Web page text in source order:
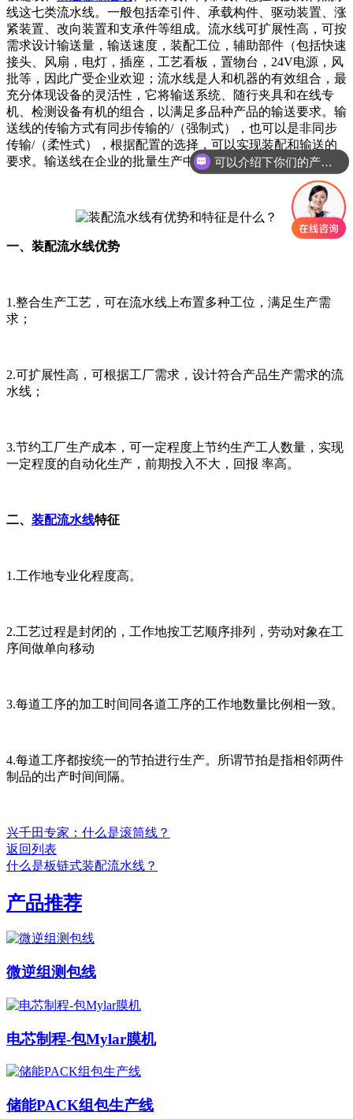
线这七类流水线。一般包括牵引件、承载构件、驱动装置、涨
紧装置、改向装置和支承件等组成。流水线可扩展性高，可按
需求设计输送量，输送速度，装配工位，辅助部件（包括快速
接头、风扇，电灯，插座，工艺看板，置物台，24V电源，风
批等，因此广受企业欢迎；流水线是人和机器的有效组合，最
充分体现设备的灵活性，它将输送系统、随行夹具和在线专
机、检测设备有机的组合，以满足多品种产品的输送要求。输
送线的传输方式有同步传输的/（强制式），也可以是非同步
传输/（柔性式），根据配置的选择，可以实现装配和输送的
要求。输送线在企业的批量生产中不可或缺。
一、装配流水线优势
1.整合生产工艺，可在流水线上布置多种工位，满足生产需
求；
2.可扩展性高，可根据工厂需求，设计符合产品生产需求的流
水线；
3.节约工厂生产成本，可一定程度上节约生产工人数量，实现
一定程度的自动化生产，前期投入不大，回报 率高。
二、 装配流水线特征
1.工作地专业化程度高。
2.工艺过程是封闭的，工作地按工艺顺序排列，劳动对象在工
序间做单向移动
3.每道工序的加工时间同各道工序的工作地数量比例相一致。
4.每道工序都按统一的节拍进行生产。所谓节拍是指相邻两件
制品的出产时间间隔。
兴千田专家：什么是滚筒线？
返回列表
什么是板链式装配流水线？
产品推荐
微逆组测包线
电芯制程-包Mylar膜机
储能PACK组包生产线
可以介绍下你们的产品么